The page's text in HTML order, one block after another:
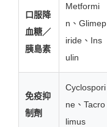
口服降
血糖／
胰島素
Metformi
n、Glimep
iride、Ins
ulin
免疫抑
制劑
Cyclospori
ne、Tacro
limus